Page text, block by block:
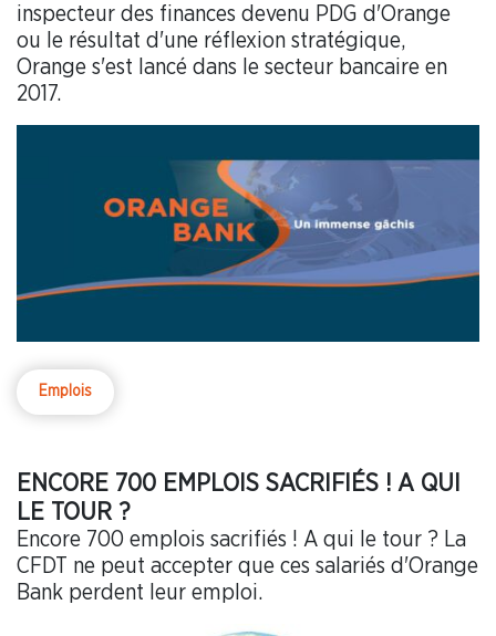
inspecteur des finances devenu PDG d'Orange
ou le résultat d'une réflexion stratégique,
Orange s'est lancé dans le secteur bancaire en
2017.
Emplois
ENCORE 700 EMPLOIS SACRIFIÉS ! A QUI
LE TOUR ?
Encore 700 emplois sacrifiés ! A qui le tour ? La
CFDT ne peut accepter que ces salariés d'Orange
Bank perdent leur emploi.